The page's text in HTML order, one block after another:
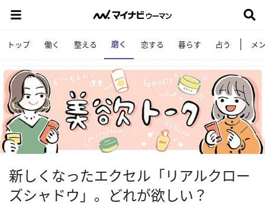
トップ 働く 整える 磨く 恋する 暮らす 占う メ
新しくなったエクセル「リアルクロー
ズシャドウ」。どれが欲しい？